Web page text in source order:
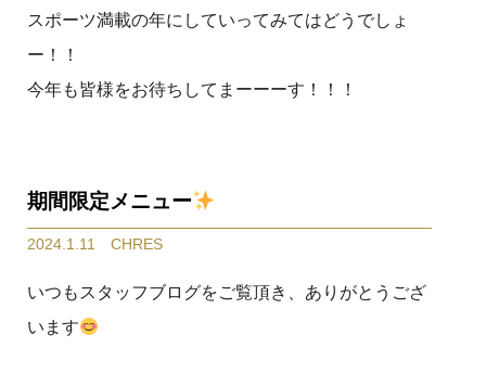
スポーツ満載の年にしていってみてはどうでしょ
ー！！
今年も皆様をお待ちしてまーーーす！！！
期間限定メニュー
2024.1.11 CHRES
いつもスタッフブログをご覧頂き、ありがとうござ
います